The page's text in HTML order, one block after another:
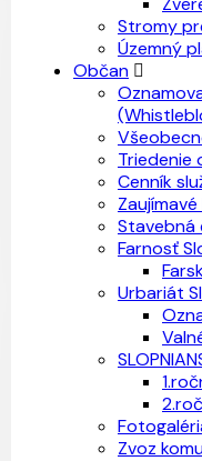
Stromy
Územný
Občan
Triedenie
Cenník
Stavebná
Farnosť
Urbariát
Zvoz